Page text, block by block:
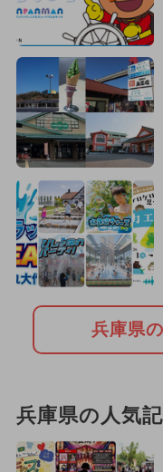
兵庫県
兵庫県の人気